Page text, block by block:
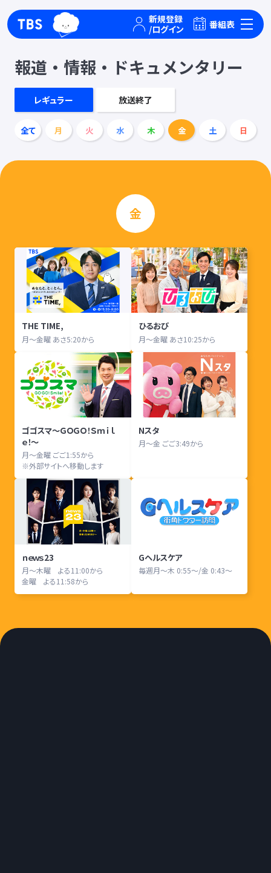
TBSテレビ｜ときめくときを。
TBSグループキャラクター『ワクティ』
番組表
報道・情報・ドキュメンタリー
レギュラー 放送終了
全て 月 火 水 木 金 土 日
金
THE TIME,
月〜金曜 あさ5:20から
ひるおび
月〜金曜 あさ10:25から
ゴゴスマ〜ＧＯＧＯ！Ｓｍｉｌ
ｅ！〜
月〜金曜 ごご1:55から
※外部サイトへ移動します
Nスタ
月〜金 ごご3:49から
ｎｅｗｓ23
月〜木曜 よる11:00から
金曜 よる11:58から
Gヘルスケア
毎週月〜木 0:55〜/金 0:43〜